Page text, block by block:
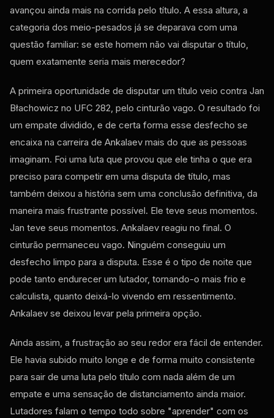
avançou ainda mais na corrida pelo título. A essa altura, a
categoria dos meio-pesados ​​já se deparava com uma
questão familiar: se este homem não vai disputar o título,
quem exatamente seria mais merecedor?
A primeira oportunidade de disputar um título veio contra Jan
Błachowicz no UFC 282, pelo cinturão vago. O resultado foi
um empate dividido, e de certa forma esse desfecho se
encaixa na carreira de Ankalaev mais do que as pessoas
imaginam. Foi uma luta que provou que ele tinha o que era
preciso para competir em uma disputa de título, mas
também deixou a história sem uma conclusão definitiva, da
maneira mais frustrante possível. Ele teve seus momentos.
Jan teve seus momentos. Ankalaev reagiu no final. O
cinturão permaneceu vago. Ninguém conseguiu um
desfecho limpo para a disputa. Esse é o tipo de noite que
pode tanto endurecer um lutador, tornando-o mais frio e
calculista, quanto deixá-lo vivendo em ressentimento.
Ankalaev se deixou levar pela primeira opção.
Ainda assim, a frustração ao seu redor era fácil de entender.
Ele havia subido muito longe e de forma muito consistente
para sair de uma luta pelo título com nada além de um
empate e uma sensação de distanciamento ainda maior.
Lutadores falam o tempo todo sobre "aprender" com os